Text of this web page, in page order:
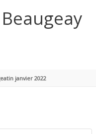
janvier 2022